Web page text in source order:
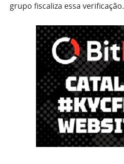
grupo fiscaliza essa verificação.